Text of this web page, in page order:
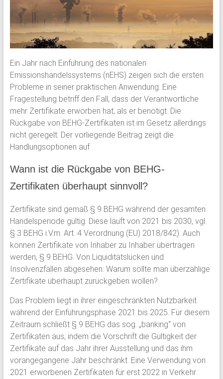
Ein Jahr nach Einführung des nationalen
Emissionshandelssystems (nEHS) zeigen sich die ersten
Probleme in seiner praktischen Anwendung. Eine
Fragestellung betriff den Fall, dass der Verantwortliche
mehr Zertifikate erworben hat, als er benötigt. Die
Rückgabe von BEHG-Zertifikaten ist im Gesetz allerdings
nicht geregelt. Der vorliegende Beitrag zeigt die
Handlungsoptionen auf.
Wann ist die Rückgabe von BEHG-
Zertifikaten überhaupt sinnvoll?
Zertifikate sind gemäß § 9 BEHG während der gesamten
Handelsperiode gültig. Diese läuft von 2021 bis 2030, vgl.
§ 3 BEHG i.V.m. Art. 4 Verordnung (EU) 2018/842). Auch
können Zertifikate von Inhaber zu Inhaber übertragen
werden, § 9 BEHG. Von Liquiditätslücken und
Insolvenzfällen abgesehen: Warum sollte man überzählige
Zertifikate überhaupt zurückgeben wollen?
Das Problem liegt in ihrer eingeschränkten Nutzbarkeit
während der Einführungsphase 2021 bis 2025. Für diesem
Zeitraum schließt § 9 BEHG das sog. „banking“ von
Zertifikaten aus, indem die Vorschrift die Gültigkeit der
Zertifikate auf das Jahr ihrer Ausstellung und das ihm
vorangegangene Jahr beschränkt. Eine Verwendung von
2021 erworbenen Zertifikaten für erst 2022 in Verkehr